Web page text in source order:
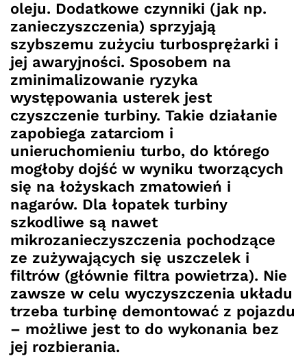
oleju. Dodatkowe czynniki (jak np.
zanieczyszczenia) sprzyjają
szybszemu zużyciu turbosprężarki i
jej awaryjności. Sposobem na
zminimalizowanie ryzyka
występowania usterek jest
czyszczenie turbiny. Takie działanie
zapobiega zatarciom i
unieruchomieniu turbo, do którego
mogłoby dojść w wyniku tworzących
się na łożyskach zmatowień i
nagarów. Dla łopatek turbiny
szkodliwe są nawet
mikrozanieczyszczenia pochodzące
ze zużywających się uszczelek i
filtrów (głównie filtra powietrza). Nie
zawsze w celu wyczyszczenia układu
trzeba turbinę demontować z pojazdu
– możliwe jest to do wykonania bez
jej rozbierania.